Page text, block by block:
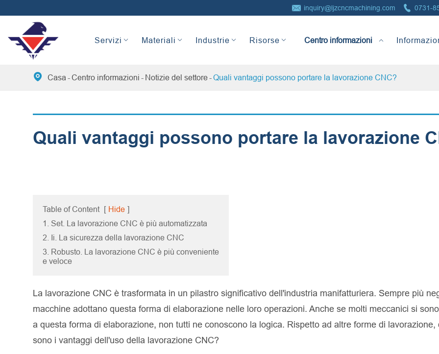
 inquiry@ljzcncmachining.com  0731-
Servizi Materiali Industrie Risorse
 Casa Centro informazioni Notizie del settore Quali vantaggi possono portare la lavorazione CNC?
Quali vantaggi possono portare la lavorazione
Table of Content [ Hide ]
1. Set. La lavorazione CNC è più automatizzata
2. Ii. La sicurezza della lavorazione CNC
3. Robusto. La lavorazione CNC è più conveniente
e veloce
La lavorazione CNC è trasformata in un pilastro significativo dell'industria manifatturiera. Sempre più
macchine adottano questa forma di elaborazione nelle loro operazioni. Anche se molti meccanici si
a questa forma di elaborazione, non tutti ne conoscono la logica. Rispetto ad altre forme di lavorazione,
sono i vantaggi dell'uso della lavorazione CNC?